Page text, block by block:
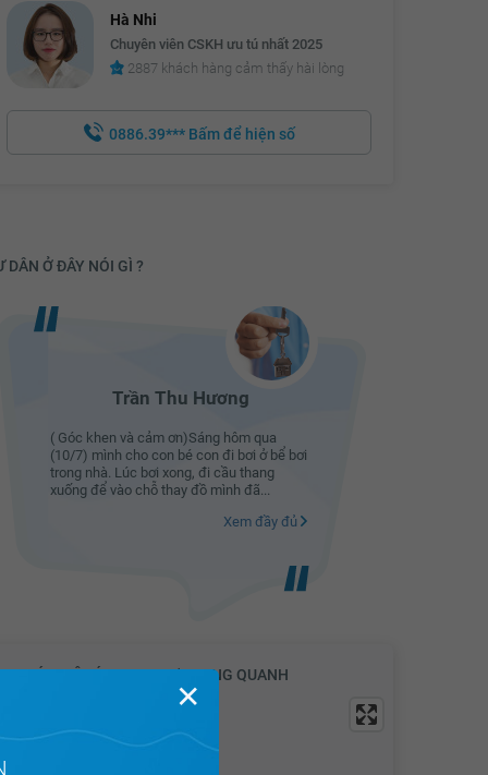
Hà Nhi
Chuyên viên CSKH ưu tú nhất 2025
2887 khách hàng cảm thấy hài lòng
0886.39*** Bấm để hiện số
DÂN Ở ĐÂY NÓI GÌ ?
Trần Thu Hương
( Góc khen và cảm ơn)Sáng hôm qua
(10/7) mình cho con bé con đi bơi ở bể bơi
trong nhà. Lúc bơi xong, đi cầu thang
xuống để vào chỗ thay đồ mình đã...
Xem đầy đủ
VỊ TRÍ & TIỆN ÍCH KHU VỰC XUNG QUANH
✕